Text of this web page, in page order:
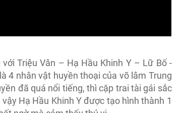
Triệu Vân – Hạ Hầu Khinh Y – Lữ Bố -
4 nhân vật huyền thoại của võ lâm Trung
đã quá nổi tiếng, thì cặp trai tài gái sắc
Hạ Hầu Khinh Y được tạo hình thành 1